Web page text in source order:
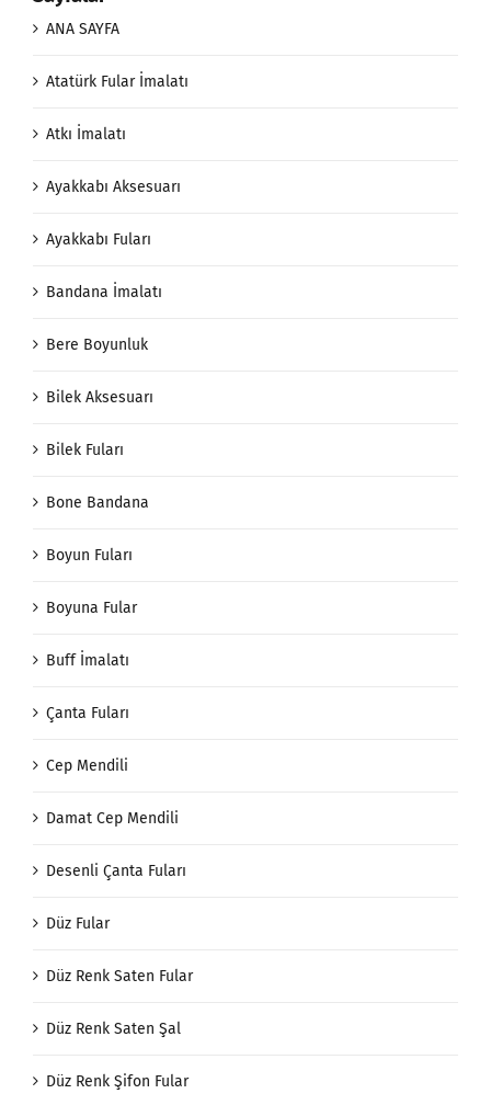
ANA SAYFA
Atatürk Fular İmalatı
Atkı İmalatı
Ayakkabı Aksesuarı
Ayakkabı Fuları
Bandana İmalatı
Bere Boyunluk
Bilek Aksesuarı
Bilek Fuları
Bone Bandana
Boyun Fuları
Boyuna Fular
Buff İmalatı
Çanta Fuları
Cep Mendili
Damat Cep Mendili
Desenli Çanta Fuları
Düz Fular
Düz Renk Saten Fular
Düz Renk Saten Şal
Düz Renk Şifon Fular